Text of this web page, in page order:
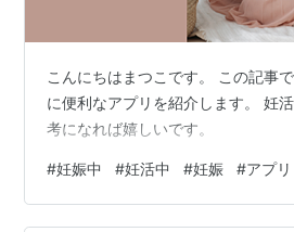
こんにちはまつこです。 この記事
に便利なアプリを紹介します。 妊
考になれば嬉しいです。
#妊娠中 #妊活中 #妊娠 #アプリ